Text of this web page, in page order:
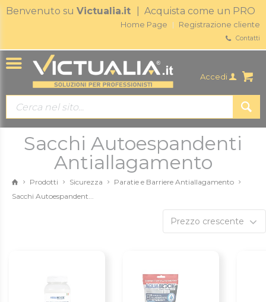
Benvenuto su Victualia.it | Acquista come un PRO
Home Page Registrazione cliente
Contatti
Accedi
Sacchi Autoespandenti
Antiallagamento
Prodotti Sicurezza
Paratie e Barriere Antiallagamento
Sacchi Autoespandent...
Prezzo crescente